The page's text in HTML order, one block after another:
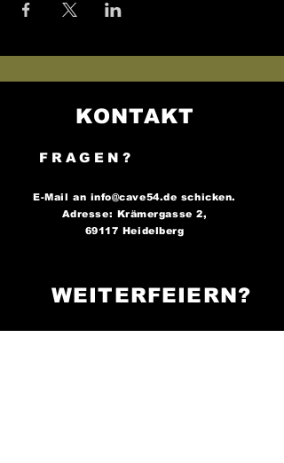
KONTAKT
FRAGEN?
E-Mail an info@cave54.de schicken.
Adresse: Krämergasse 2,
69117 Heidelberg
WEITERFEIERN?